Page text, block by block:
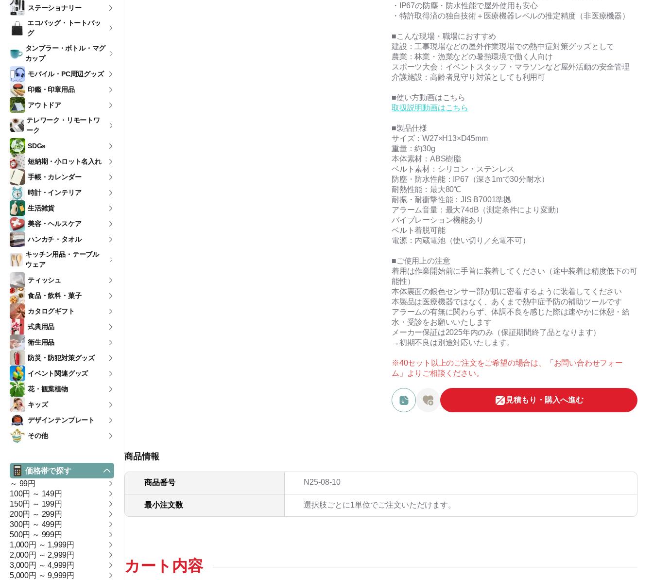
ステーショナリー
エコバッグ・トートバッ
グ
タンブラー・ボトル・マグ
カップ
モバイル・PC周辺グッズ
印鑑・印章用品
アウトドア
テレワーク・リモートワ
ーク
SDGs
短納期・小ロット名入れ
手帳・カレンダー
時計・インテリア
生活雑貨
美容・ヘルスケア
ハンカチ・タオル
キッチン用品・テーブル
ウェア
ティッシュ
食品・飲料・菓子
カタログギフト
式典用品
衛生用品
防災・防犯対策グッズ
イベント関連グッズ
花・観葉植物
キッズ
デザインテンプレート
その他
価格帯で探す
～ 99円
100円 ～ 149円
150円 ～ 199円
200円 ～ 299円
300円 ～ 499円
500円 ～ 999円
1,000円 ～ 1,999円
2,000円 ～ 2,999円
3,000円 ～ 4,999円
5,000円 ～ 9,999円
・IP67の防塵・防水性能で屋外使用も安心
・特許取得済の独自技術＋医療機器レベルの推定精度（非医療機器）
■こんな現場・職場におすすめ
建設：工事現場などの屋外作業現場での熱中症対策グッズとして
農業：林業・漁業などの暑熱環境で働く人向け
スポーツ大会：イベントスタッフ・マラソンなど屋外活動の安全管理
介護施設：高齢者見守り対策としても利用可
■使い方動画はこちら
取扱説明動画はこちら
■製品仕様
サイズ：W27×H13×D45mm
重量：約30g
本体素材：ABS樹脂
ベルト素材：シリコン・ステンレス
防塵・防水性能：IP67（深さ1mで30分耐水）
耐熱性能：最大80℃
耐振・耐衝撃性能：JIS B7001準拠
アラーム音量：最大74dB（測定条件により変動）
バイブレーション機能あり
ベルト着脱可能
電源：内蔵電池（使い切り／充電不可）
■ご使用上の注意
着用は作業開始前に手首に装着してください（途中装着は精度低下の可
能性）
本体裏面の銀色センサー部が肌に密着するように装着してください
本製品は医療機器ではなく、あくまで熱中症予防の補助ツールです
アラームの有無に関わらず、体調不良を感じた際は速やかに休憩・給
水・受診をお願いいたします
メーカー保証は2025年内のみ（保証期間終了品となります）
→初期不良は別途対応いたします。
※40セット以上のご注文をご希望の場合は、「お問い合わせフォー
ム」よりご相談ください。
⾒積もり・購⼊へ進む
商品情報
商品番号 N25-08-10
最小注文数 選択肢ごとに1単位でご注文いただけます。
カート内容